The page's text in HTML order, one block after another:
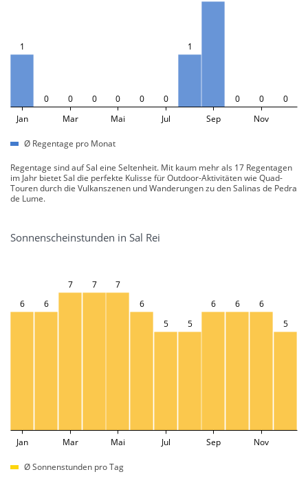
1
0 0 0 0 0 0
1
0 0
0
Jan
Mar Mai Jul Sep Nov
Ø Regentage pro Monat
Regentage sind auf Sal eine Seltenheit. Mit kaum mehr als 17 Regentagen
im Jahr bietet Sal die perfekte Kulisse für Outdoor-Aktivitäten wie Quad-
Touren durch die Vulkanszenen und Wanderungen zu den Salinas de Pedra
de Lume.
Sonnenscheinstunden in Sal Rei
6 6
7 7
7
6
5
5
6 6
6
5
Jan Mar Mai Jul Sep Nov
Ø Sonnenstunden pro Tag